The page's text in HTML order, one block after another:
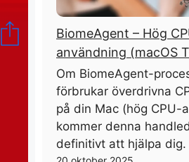
BiomeAgent – ​​Hög
användning (macOS
Om BiomeAgent-
förbrukar överdrivna
på din Mac (hög CPU-
kommer denna
definitivt att hjälpa dig.